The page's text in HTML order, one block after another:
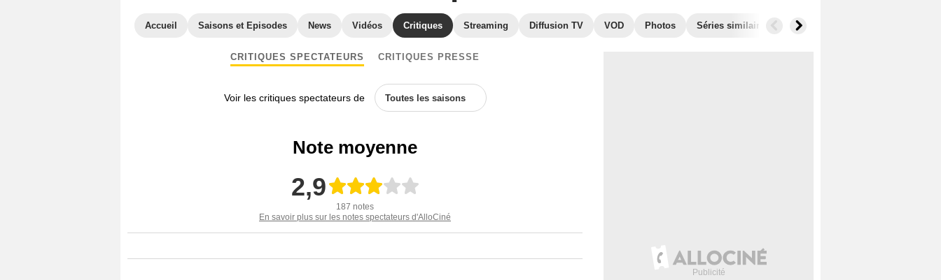
Accueil Saisons et Episodes News Vidéos Critiques Streaming Diffusion TV VOD Photos Séries similaires
CRITIQUES SPECTATEURS CRITIQUES PRESSE
Voir les critiques spectateurs de Toutes les saisons
Note moyenne
2,9
187 notes
En savoir plus sur les notes spectateurs d'AlloCiné